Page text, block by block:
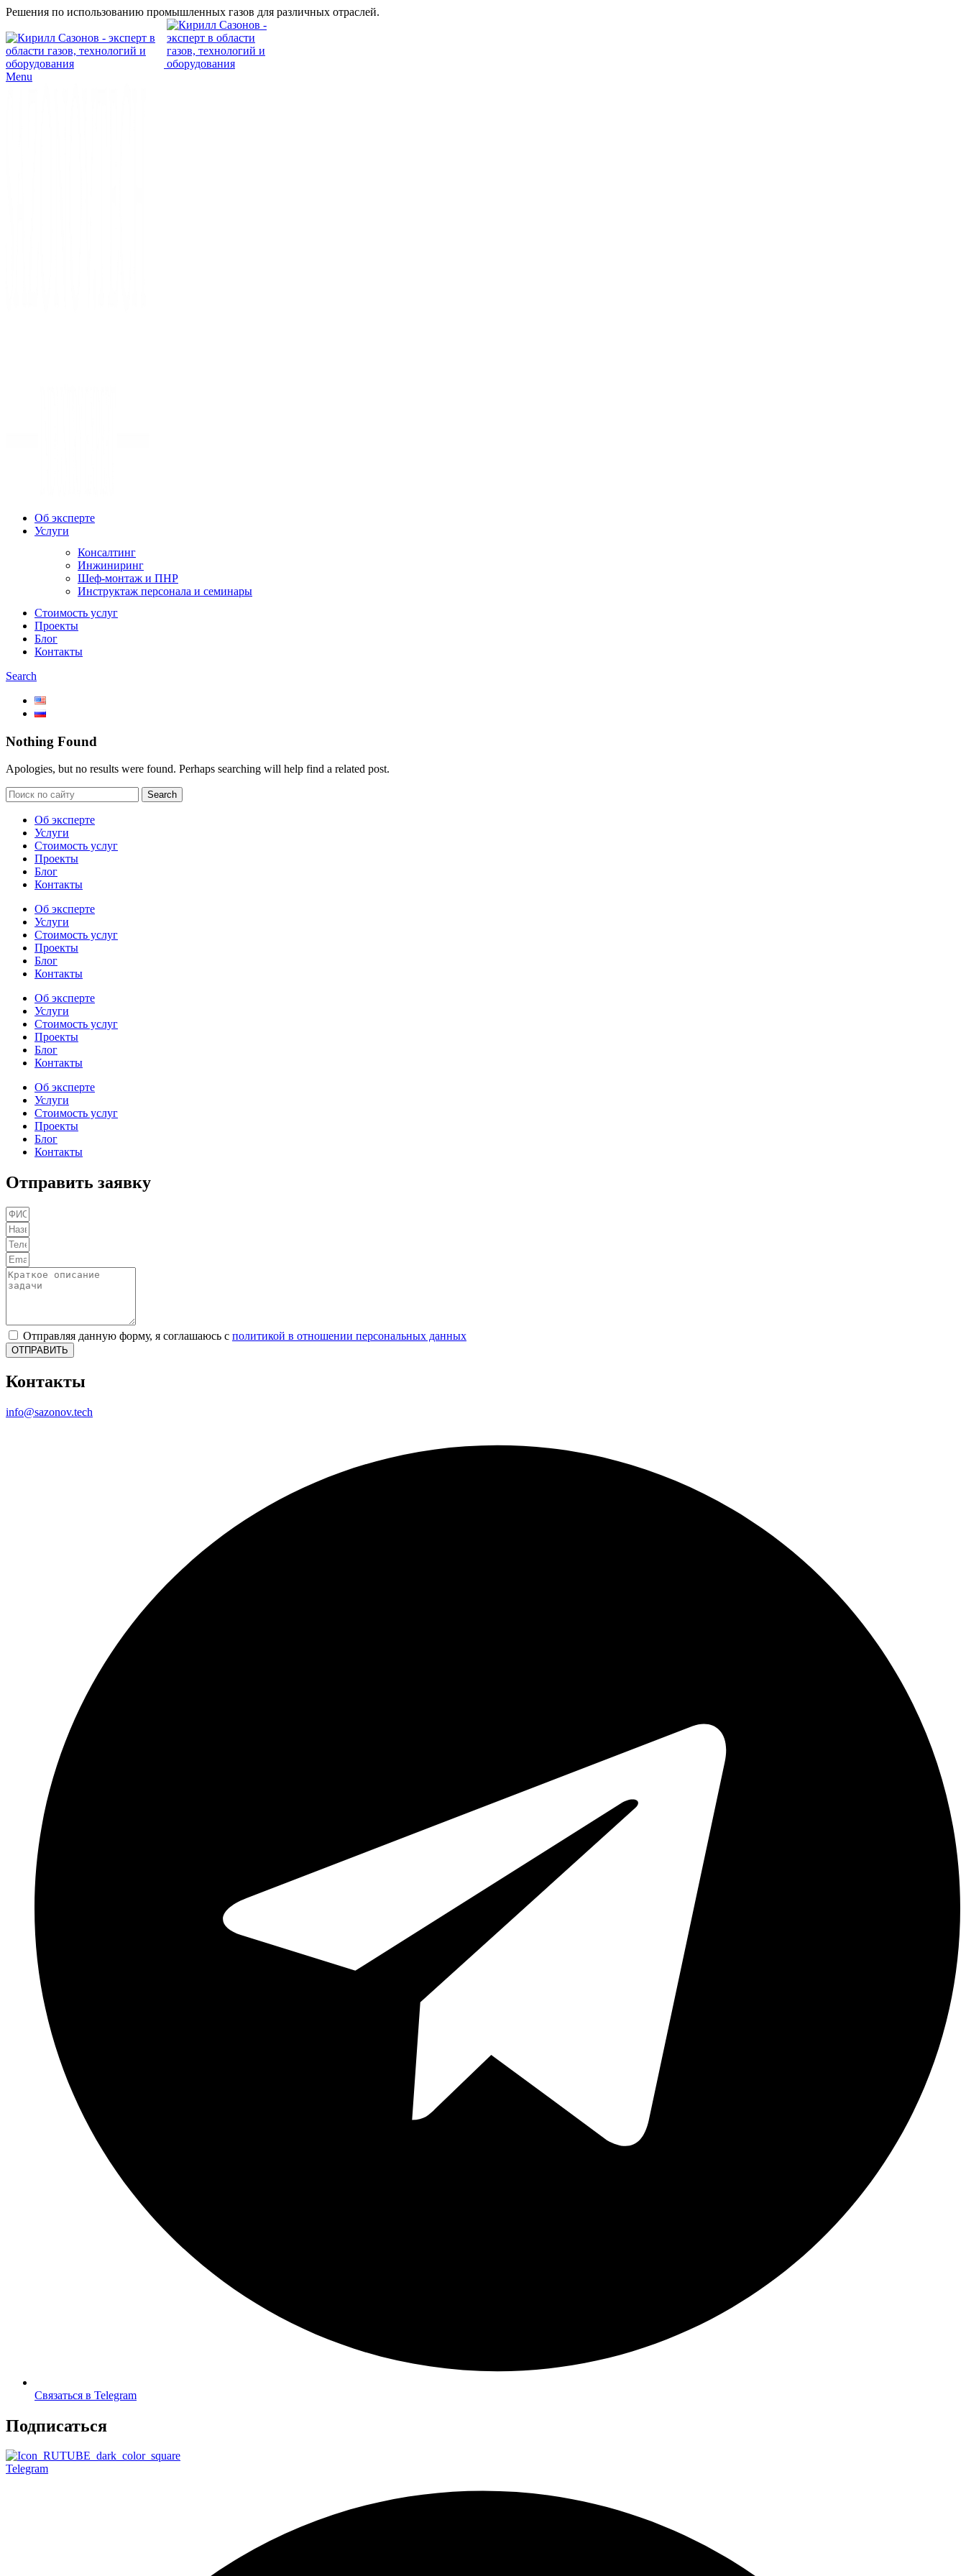
Решения по использованию промышленных газов для различных отраслей.
Menu
Об эксперте
Услуги
Консалтинг
Инжиниринг
Шеф-монтаж и ПНР
Инструктаж персонала и семинары
Стоимость услуг
Проекты
Блог
Контакты
Search
Nothing Found
Apologies, but no results were found. Perhaps searching will help find a related post.
Search
Об эксперте
Услуги
Стоимость услуг
Проекты
Блог
Контакты
Об эксперте
Услуги
Стоимость услуг
Проекты
Блог
Контакты
Об эксперте
Услуги
Стоимость услуг
Проекты
Блог
Контакты
Об эксперте
Услуги
Стоимость услуг
Проекты
Блог
Контакты
Отправить заявку
Отправляя данную форму, я соглашаюсь с политикой в отношении персональных данных
ОТПРАВИТЬ
Контакты
info@sazonov.tech
Связаться в Telegram
Подписаться
Telegram